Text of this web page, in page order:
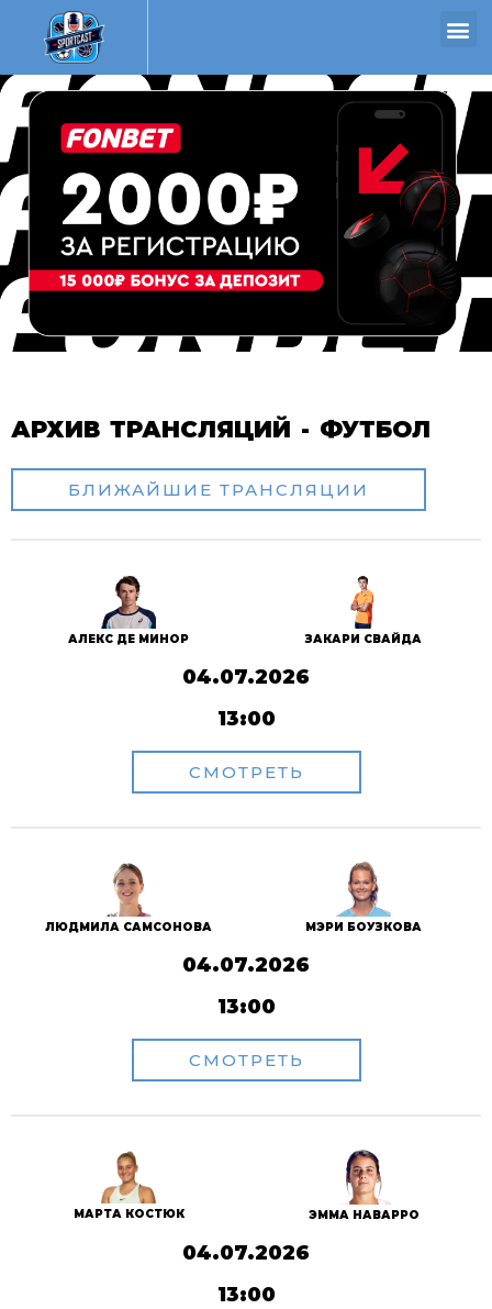
АРХИВ ТРАНСЛЯЦИЙ - ФУТБОЛ
БЛИЖАЙШИЕ ТРАНСЛЯЦИИ
АЛЕКС ДЕ МИНОР ЗАКАРИ СВАЙДА
04.07.2026
13:00
СМОТРЕТЬ
ЛЮДМИЛА САМСОНОВА МЭРИ БОУЗКОВА
04.07.2026
13:00
СМОТРЕТЬ
МАРТА КОСТЮК ЭММА НАВАРРО
04.07.2026
13:00